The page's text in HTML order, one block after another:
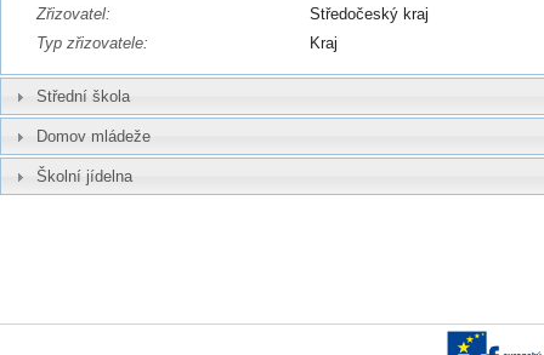
Zřizovatel:
Středočeský kraj
Typ zřizovatele:
Kraj
Střední škola
Domov mládeže
Školní jídelna